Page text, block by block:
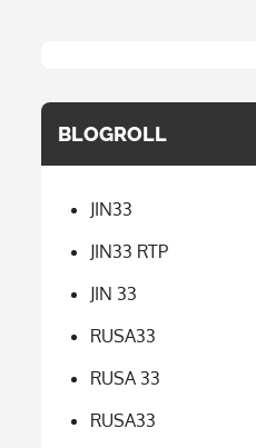
BLOGROLL
JIN33
JIN33 RTP
JIN 33
RUSA33
RUSA 33
RUSA33